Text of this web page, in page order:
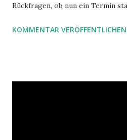
Rückfragen, ob nun ein Termin
Hilfe von Outlook.
KOMMENTAR VERÖFFENTLICHEN